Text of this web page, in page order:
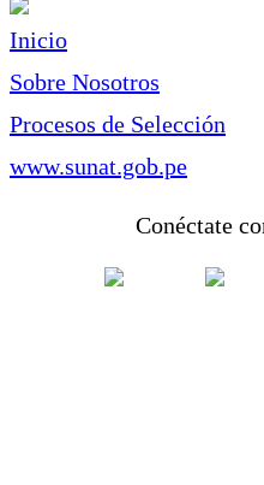
Inicio
Sobre Nosotros
Procesos de Selección
www.sunat.gob.pe
Conéctate